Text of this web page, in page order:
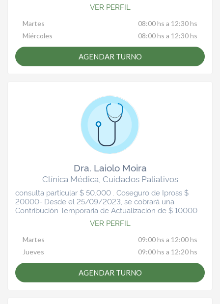
VER PERFIL
Martes
08:00 hs a 12:30 hs
Miércoles
08:00 hs a 12:30 hs
AGENDAR TURNO
Dra. Laiolo Moira
Clínica Médica, Cuidados Paliativos
consulta particular $ 50.000 . Coseguro de Ipross $
20000- Desde el 25/09/2023, se cobrará una
Contribución Temporaria de Actualización de $ 10000
VER PERFIL
Martes
09:00 hs a 12:00 hs
Jueves
09:00 hs a 12:20 hs
AGENDAR TURNO